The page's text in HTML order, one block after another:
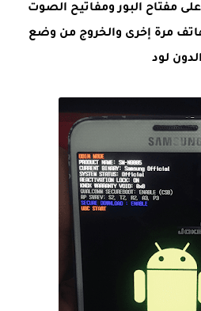
مفتاح البور ومفاتيح الصوت
مرة إخرى والخروج من وضع
الدون لود